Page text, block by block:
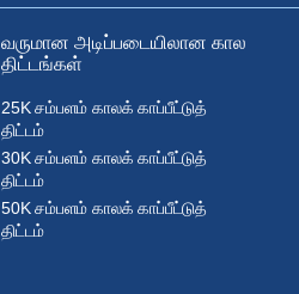
வருமான அடிப்படையிலான கால
திட்டங்கள்
25K சம்பளம் காலக் காப்பீட்டுத்
திட்டம்
30K சம்பளம் காலக் காப்பீட்டுத்
திட்டம்
50K சம்பளம் காலக் காப்பீட்டுத்
திட்டம்